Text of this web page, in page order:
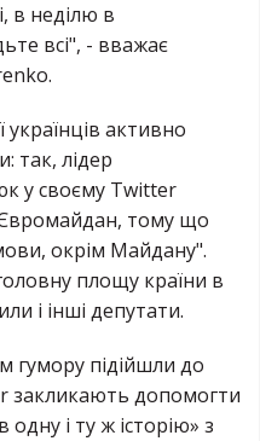
в неділю в
всі", - вважає
українців активно
так, лідер
у своєму Twitter
тому що
окрім Майдану".
площу країни в
і інші депутати.
гумору підійшли до
закликають допомогти
одну і ту ж історію» з